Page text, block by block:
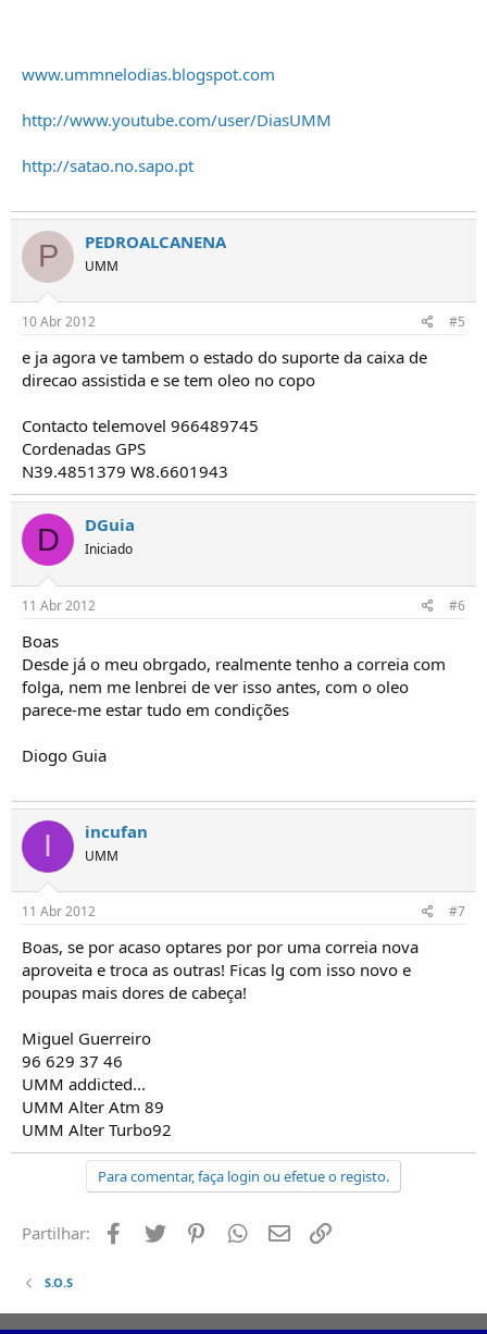
www.ummnelodias.blogspot.com
http://www.youtube.com/user/DiasUMM
http://satao.no.sapo.pt
P PEDROALCANENA
UMM
10 Abr 2012 #5
e ja agora ve tambem o estado do suporte da caixa de
direcao assistida e se tem oleo no copo
Contacto telemovel 966489745
Cordenadas GPS
N39.4851379 W8.6601943
D DGuia
Iniciado
11 Abr 2012 #6
Boas
Desde já o meu obrgado, realmente tenho a correia com
folga, nem me lenbrei de ver isso antes, com o oleo
parece-me estar tudo em condições
Diogo Guia
I incufan
UMM
11 Abr 2012 #7
Boas, se por acaso optares por por uma correia nova
aproveita e troca as outras! Ficas lg com isso novo e
poupas mais dores de cabeça!
Miguel Guerreiro
96 629 37 46
UMM addicted...
UMM Alter Atm 89
UMM Alter Turbo92
Para comentar, faça login ou efetue o registo.
Partilhar: Facebook
Twitter PinterestWhatsapp
Email
S.O.S